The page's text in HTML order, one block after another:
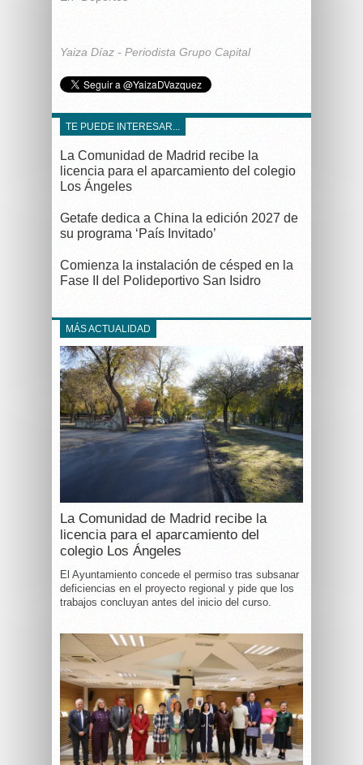
Yaiza Díaz - Periodista Grupo Capital
TE PUEDE INTERESAR...
La Comunidad de Madrid recibe la
licencia para el aparcamiento del colegio
Los Ángeles
Getafe dedica a China la edición 2027 de
su programa ‘País Invitado’
Comienza la instalación de césped en la
Fase II del Polideportivo San Isidro
MÁS ACTUALIDAD
La Comunidad de Madrid recibe la
licencia para el aparcamiento del
colegio Los Ángeles
El Ayuntamiento concede el permiso tras subsanar
deficiencias en el proyecto regional y pide que los
trabajos concluyan antes del inicio del curso.